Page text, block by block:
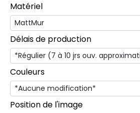
Matériel
Délais de production
Couleurs
Position de l'image